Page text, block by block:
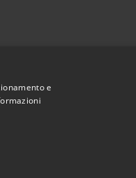
e